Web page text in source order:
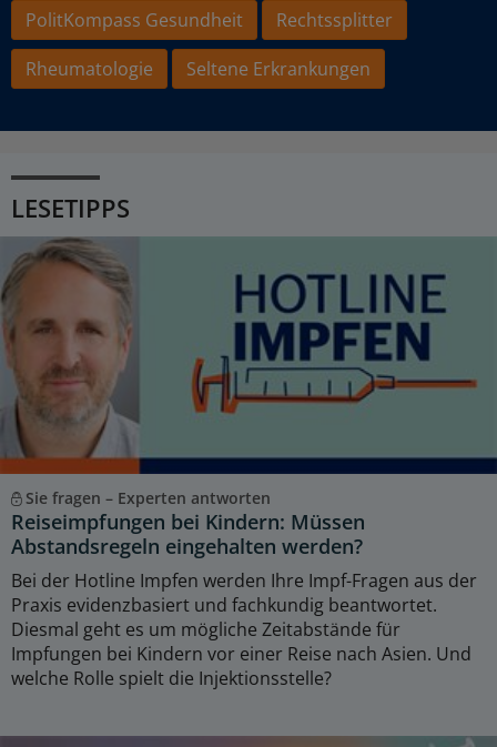
PolitKompass Gesundheit
Rechtssplitter
Rheumatologie
Seltene Erkrankungen
LESETIPPS
Sie fragen – Experten antworten
Reiseimpfungen bei Kindern: Müssen
Abstandsregeln eingehalten werden?
Bei der Hotline Impfen werden Ihre Impf-Fragen aus der
Praxis evidenzbasiert und fachkundig beantwortet.
Diesmal geht es um mögliche Zeitabstände für
Impfungen bei Kindern vor einer Reise nach Asien. Und
welche Rolle spielt die Injektionsstelle?